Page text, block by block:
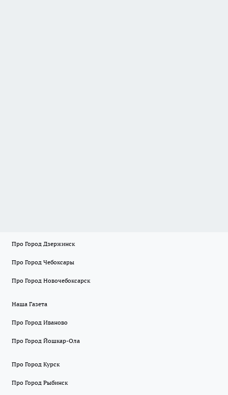
Про Город Дзержинск
Про Город Чебоксары
Про Город Новочебоксарск
Наша Газета
Про Город Иваново
Про Город Йошкар-Ола
Про Город Курск
Про Город Рыбинск